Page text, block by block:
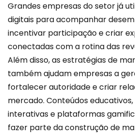
Grandes empresas do setor já
digitais para acompanhar
incentivar participação e criar
conectadas com a rotina das
Além disso, as estratégias de
também ajudam empresas a
fortalecer autoridade e criar
mercado. Conteúdoseducativos
interativas e plataformas
fazer parte da construção de